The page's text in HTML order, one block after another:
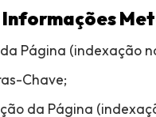
Página (indexação
Chave;
da Página